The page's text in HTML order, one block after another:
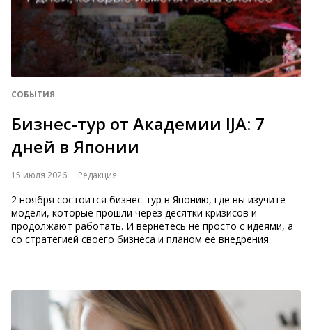
СОБЫТИЯ
Бизнес-тур от Академии IJA: 7
дней в Японии
15 июля 2026 Редакция
2 ноября состоится бизнес-тур в Японию, где вы изучите
модели, которые прошли через десятки кризисов и
продолжают работать. И вернётесь не просто с идеями, а
со стратегией своего бизнеса и планом её внедрения.